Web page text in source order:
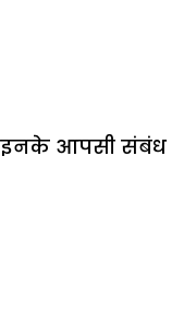
इनके आपसी संबंध